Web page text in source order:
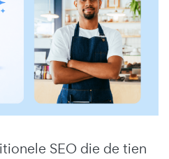
SEO die de tien